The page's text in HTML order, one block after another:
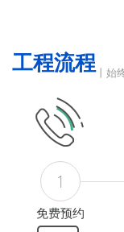
能。在泸
速散发，
上避免了
工程流程丨始
1
免费预约